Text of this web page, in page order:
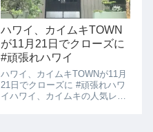
ハワイ、カイムキTOWN
が11月21日でクローズに
#頑張れハワイ
ハワイ、カイムキTOWNが11月
21日でクローズに #頑張れハワ
イハワイ、カイムキの人気レス